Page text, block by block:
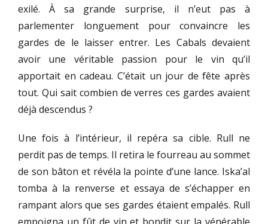
exilé. À sa grande surprise, il n’eut pas à
parlementer longuement pour convaincre les
gardes de le laisser entrer. Les Cabals devaient
avoir une véritable passion pour le vin qu’il
apportait en cadeau. C’était un jour de fête après
tout. Qui sait combien de verres ces gardes avaient
déjà descendus ?
Une fois à l’intérieur, il repéra sa cible. Rull ne
perdit pas de temps. Il retira le fourreau au sommet
de son bâton et révéla la pointe d’une lance. Iska’al
tomba à la renverse et essaya de s’échapper en
rampant alors que ses gardes étaient empalés. Rull